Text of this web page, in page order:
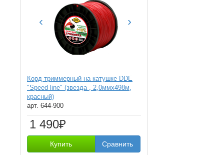
‹ ›
Корд триммерный на катушке DDE
"Speed line" (звезда , 2,0ммх498м,
красный)
арт. 644-900
1 490₽
Купить Сравнить